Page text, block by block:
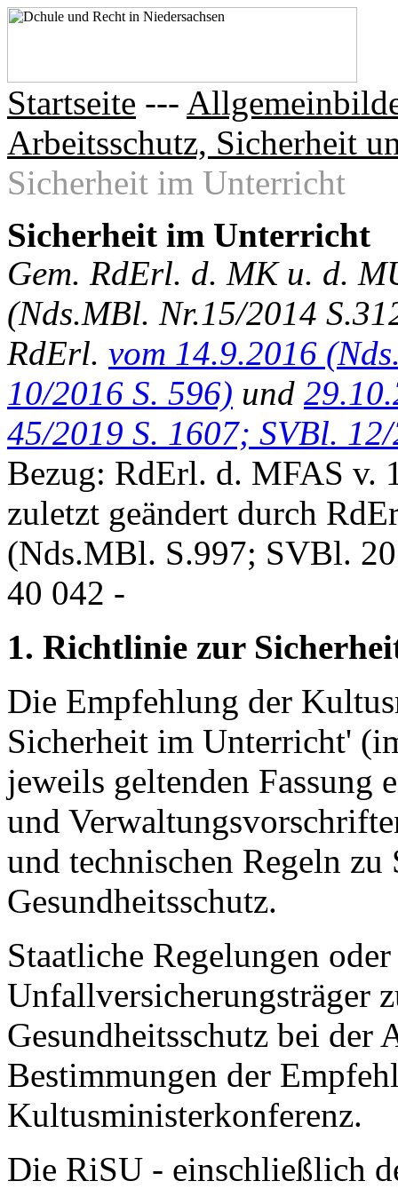
Startseite ---
Arbeitsschutz, Sicherheit
Sicherheit im Unterricht
Sicherheit im Unterricht
Gem. RdErl. d. MK u. d.
(Nds.MBl. Nr.15/2014
RdErl. vom 14.9.2016
10/2016 S. 596) und
45/2019 S. 1607; SVBl.
Bezug: RdErl. d. MFAS v.
zuletzt geändert durch
(Nds.MBl. S.997; SVBl.
40 042 -
1. Richtlinie zur
Die Empfehlung der
Sicherheit im Unterricht'
jeweils geltenden Fassung
und
und technischen Regeln zu
Gesundheitsschutz.
Staatliche Regelungen
Unfallversicherungsträger
Gesundheitsschutz bei der
Bestimmungen der
Kultusministerkonferenz.
Die RiSU - einschließlich